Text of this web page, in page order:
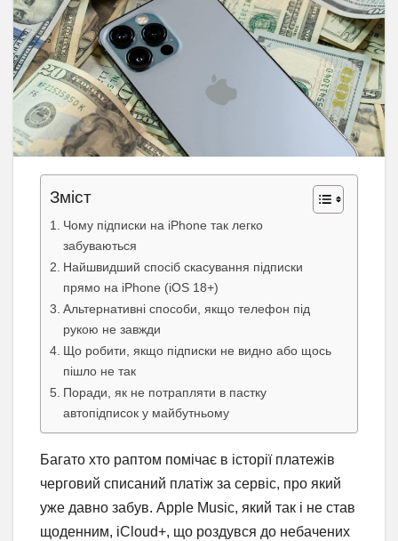
Зміст
Чому підписки на iPhone так легко
забуваються
Найшвидший спосіб скасування підписки
прямо на iPhone (iOS 18+)
Альтернативні способи, якщо телефон під
рукою не завжди
Що робити, якщо підписки не видно або щось
пішло не так
Поради, як не потрапляти в пастку
автопідписок у майбутньому
Багато хто раптом помічає в історії платежів
черговий списаний платіж за сервіс, про який
уже давно забув. Apple Music, який так і не став
щоденним, iCloud+, що роздувся до небачених